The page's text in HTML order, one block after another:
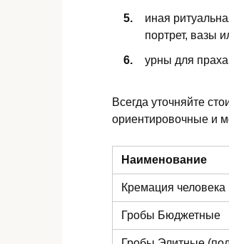
иная
портрет, вазы
урны для
Всегда уточняйте
ориентировочные и
Наименование
Кремация человека
Гробы Бюджетные